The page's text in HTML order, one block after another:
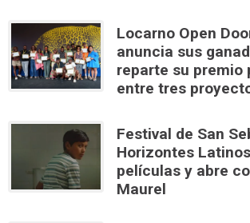
Locarno Open
anuncia sus
reparte su premio
entre tres
Festival de San
Horizontes
películas y abre
Maurel